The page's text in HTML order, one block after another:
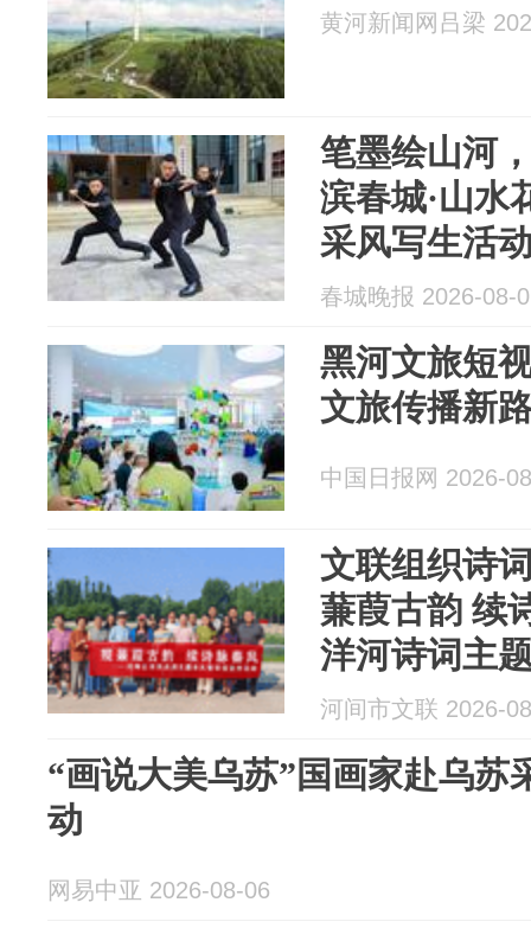
黄河新闻网吕梁
笔墨绘山河
滨春城·山水
采风写生活
春城晚报 2026-08-
黑河文旅短
文旅传播新
中国日报网 2026-
文联组织诗词
蒹葭古韵
洋河诗词主
传”活动
河间市文联 2026-
“画说大美乌苏”国画家赴乌苏
动
网易中亚 2026-08-06